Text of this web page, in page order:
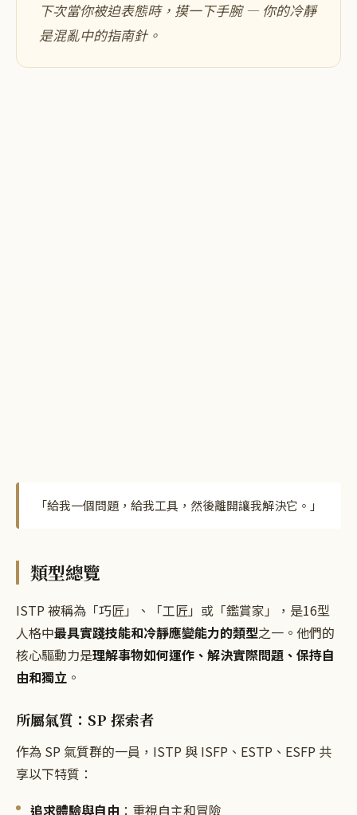
下次當你被迫表態時，摸一下手腕 — 你的冷靜
是混亂中的指南針。
「給我一個問題，給我工具，然後離開讓我解決它。 」
類型總覽
ISTP 被稱為「巧匠」、「工匠」或「鑑賞家」，是16型
人格中最具實踐技能和冷靜應變能力的類型之一。他們的
核心驅動力是理解事物如何運作、解決實際問題、保持自
由和獨立 。
所屬氣質：SP 探索者
作為 SP 氣質群的一員，ISTP 與 ISFP、ESTP、ESFP 共
享以下特質：
追求體驗與自由 ：重視自主和冒險